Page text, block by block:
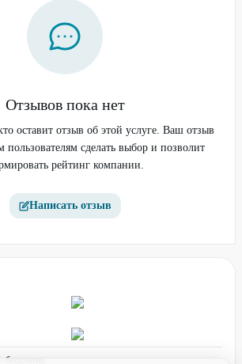
Отзывов пока нет
оставит отзыв об этой услуге. Ваш отзыв
сделать выбор и позволит
рейтинг компании.
Написать отзыв